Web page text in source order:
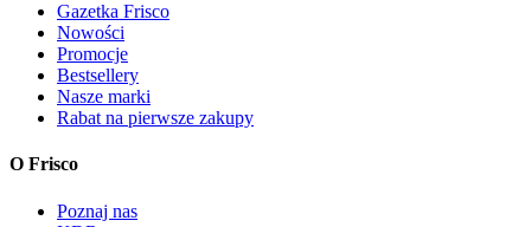
Gazetka Frisco
Nowości
Promocje
Bestsellery
Nasze marki
Rabat na pierwsze zakupy
O Frisco
Poznaj nas